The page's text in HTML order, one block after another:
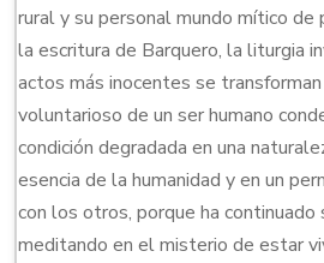
rural y su personal mundo mítico de
la escritura de Barquero, la liturgia
actos más inocentes se
voluntarioso de un ser humano
condición degradada en una
esencia de la humanidad y en un
con los otros, porque ha continuado
meditando en el misterio de estar